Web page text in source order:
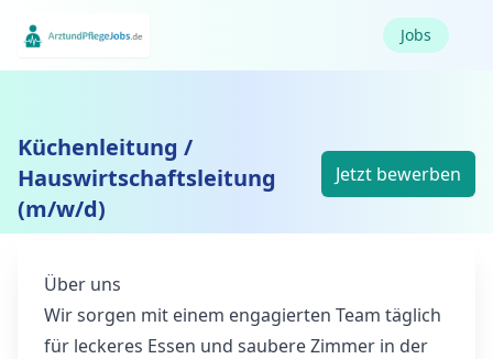
Jobs
Küchenleitung /
Hauswirtschaftsleitung
(m/w/d)
Jetzt bewerben
Über uns
Wir sorgen mit einem engagierten Team täglich
für leckeres Essen und saubere Zimmer in der